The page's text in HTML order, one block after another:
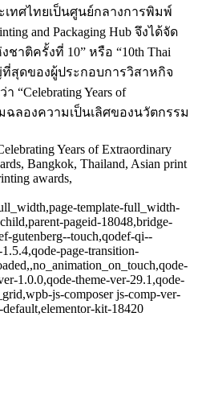
เทศไทยเป็นศูนย์กลางการพิมพ์
and Packaging Hub จึงได้จัด
าติครั้งที่ 10” หรือ “10th Thai
ที่สุดของผู้ประกอบการวิสาหกิจ
Years of
มฉลองความเป็นเลิศของนวัตกรรม
Years of Extraordinary
Bangkok, Thailand, Asian print
awards,
template-full_width-
pageid-18048,bridge-
gutenberg--touch,qodef-qi--
page-transition-
1.0.0,qode-theme-ver-29.1,qode-
js-composer js-comp-ver-
kit-18420